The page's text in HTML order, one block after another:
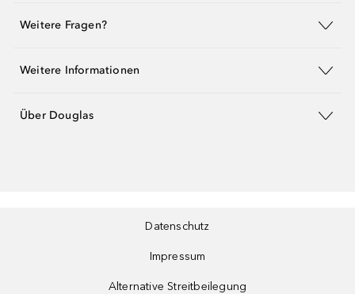
Weitere Fragen?
Weitere Informationen
Über Douglas
Datenschutz
Impressum
Alternative Streitbeilegung